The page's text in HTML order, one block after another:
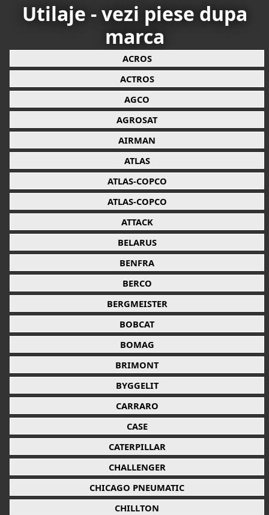
Utilaje - vezi piese dupa
marca
ACROS
ACTROS
AGCO
AGROSAT
AIRMAN
ATLAS
ATLAS-COPCO
ATLAS-COPCO
ATTACK
BELARUS
BENFRA
BERCO
BERGMEISTER
BOBCAT
BOMAG
BRIMONT
BYGGELIT
CARRARO
CASE
CATERPILLAR
CHALLENGER
CHICAGO PNEUMATIC
CHILLTON